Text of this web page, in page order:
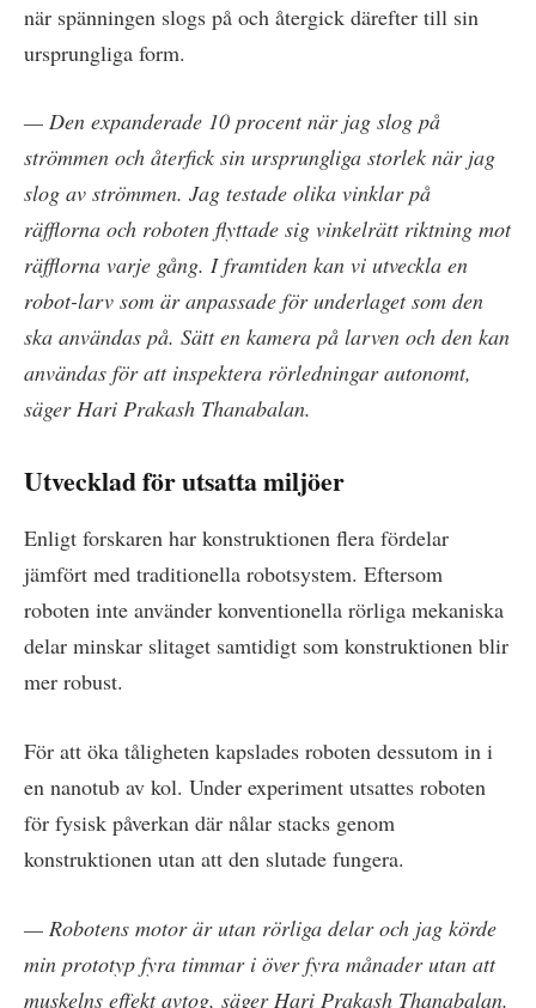
när spänningen slogs på och återgick därefter till sin
ursprungliga form.
— Den expanderade 10 procent när jag slog på
strömmen och återfick sin ursprungliga storlek när jag
slog av strömmen. Jag testade olika vinklar på
räfflorna och roboten flyttade sig vinkelrätt riktning mot
räfflorna varje gång. I framtiden kan vi utveckla en
robot-larv som är anpassade för underlaget som den
ska användas på. Sätt en kamera på larven och den kan
användas för att inspektera rörledningar autonomt,
säger Hari Prakash Thanabalan.
Utvecklad för utsatta miljöer
Enligt forskaren har konstruktionen flera fördelar
jämfört med traditionella robotsystem. Eftersom
roboten inte använder konventionella rörliga mekaniska
delar minskar slitaget samtidigt som konstruktionen blir
mer robust.
För att öka tåligheten kapslades roboten dessutom in i
en nanotub av kol. Under experiment utsattes roboten
för fysisk påverkan där nålar stacks genom
konstruktionen utan att den slutade fungera.
— Robotens motor är utan rörliga delar och jag körde
min prototyp fyra timmar i över fyra månader utan att
muskelns effekt avtog, säger Hari Prakash Thanabalan.